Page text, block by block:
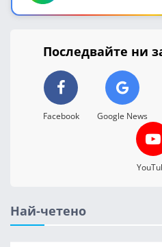
Последвайте ни
Facebook Google News
Най-четено